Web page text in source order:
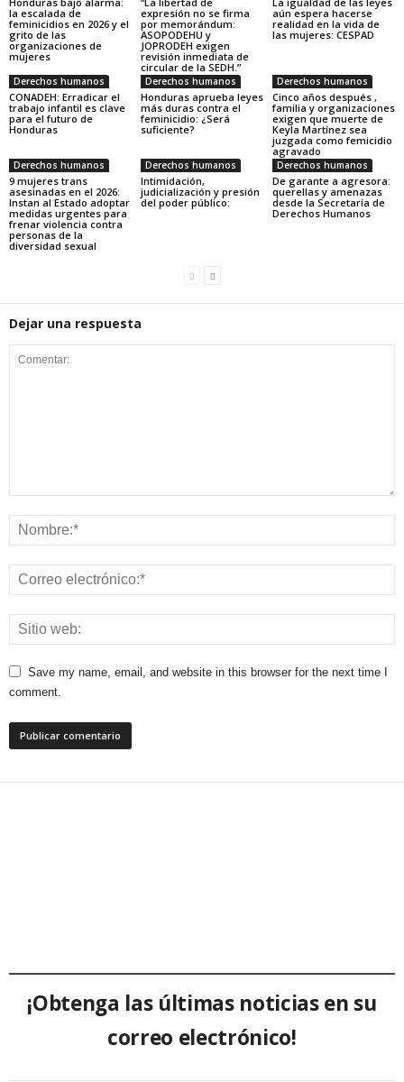
la escalada de
feminicidios en 2026 y el
grito de las
organizaciones de
mujeres
expresión no se firma
por memorándum:
ASOPODEHU y
JOPRODEH exigen
revisión inmediata de
circular de la SEDH.”
aún espera hacerse
realidad en la vida de
las mujeres: CESPAD
Derechos humanos
CONADEH: Erradicar el
trabajo infantil es clave
para el futuro de
Honduras
Derechos humanos
Honduras aprueba leyes
más duras contra el
feminicidio: ¿Será
suficiente?
Derechos humanos
Cinco años después ,
familia y organizaciones
exigen que muerte de
Keyla Martínez sea
juzgada como femicidio
agravado
Derechos humanos
9 mujeres trans
asesinadas en el 2026:
Instan al Estado adoptar
medidas urgentes para
frenar violencia contra
personas de la
diversidad sexual
Derechos humanos
Intimidación,
judicialización y presión
del poder público:
Derechos humanos
De garante a agresora:
querellas y amenazas
desde la Secretaría de
Derechos Humanos
Dejar una respuesta
Save my name, email, and website in this browser for the next time I
comment.
¡Obtenga las últimas noticias en su
correo electrónico!